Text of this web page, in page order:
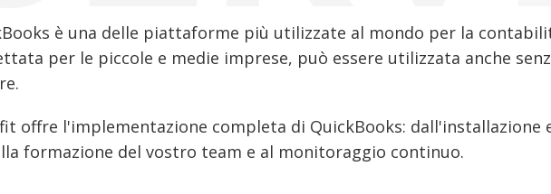
è una delle piattaforme più utilizzate al mondo per la
per le piccole e medie imprese, può essere utilizzata anche
offre l'implementazione completa di QuickBooks: dall'installazione
formazione del vostro team e al monitoraggio continuo.